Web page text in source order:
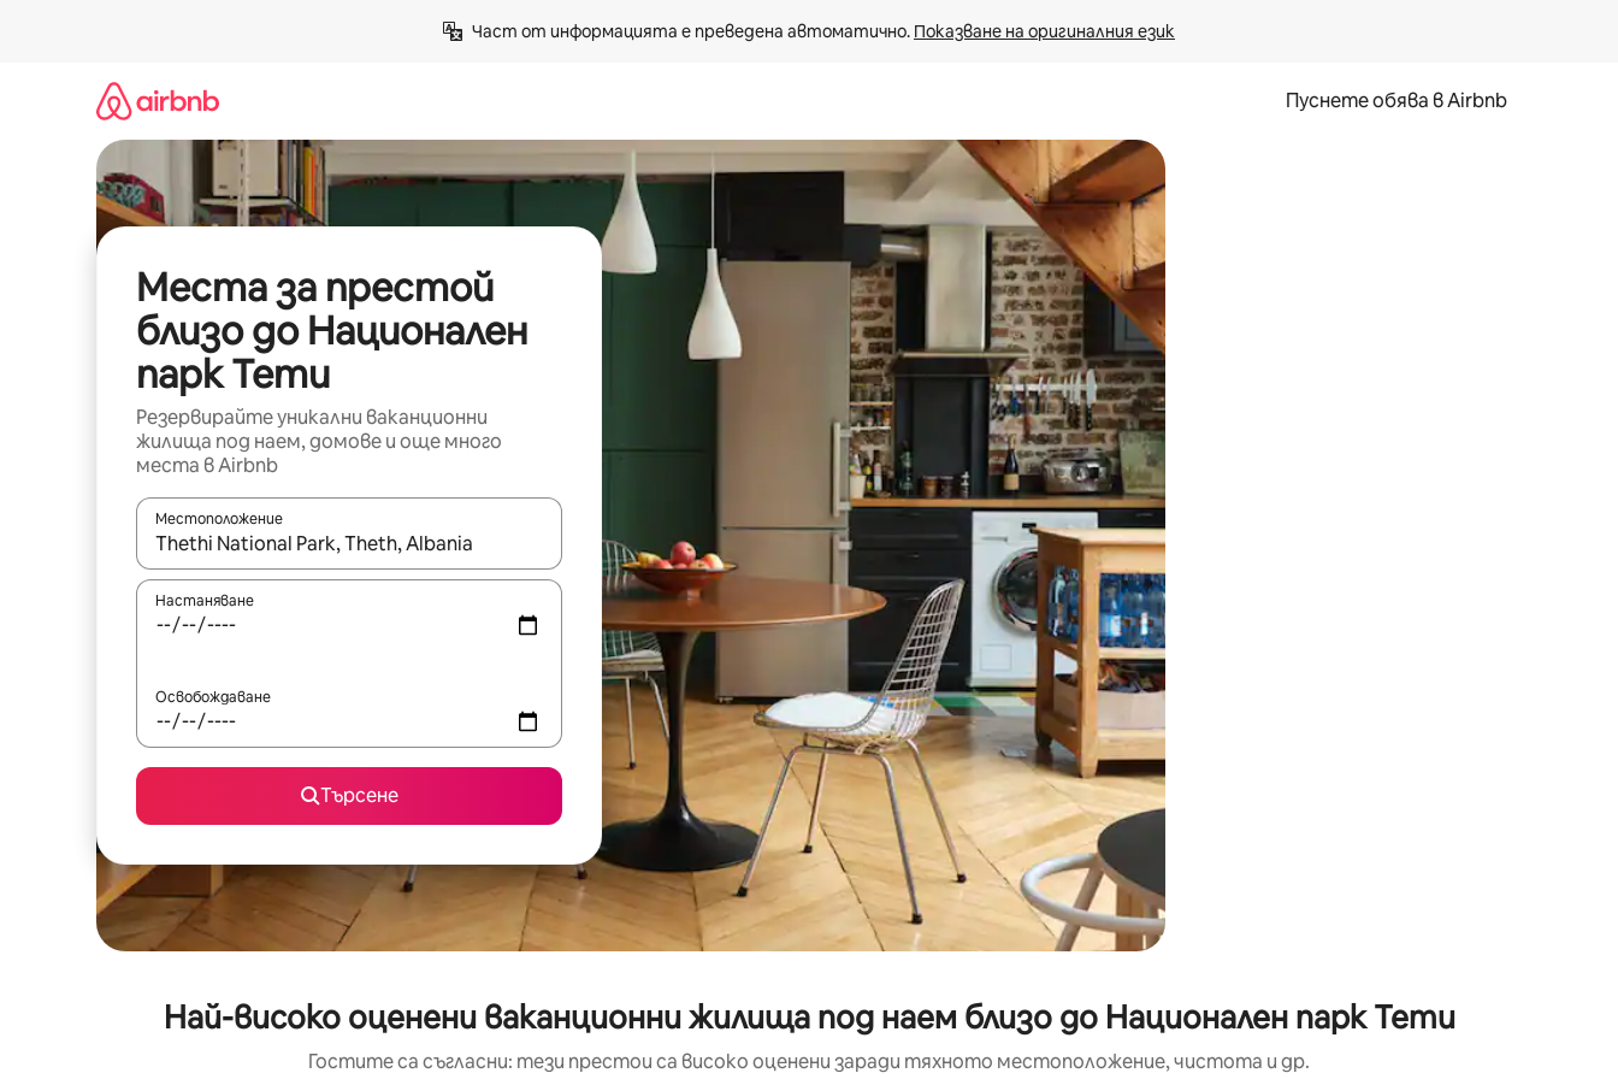
Част от информацията е преведена автоматично. Показване на оригиналния език
Пуснете обява в Airbnb
Места за престой
близо до Национален
парк Тети
Резервирайте уникални ваканционни
жилища под наем, домове и още много
места в Airbnb
Местоположение
Когато резултатите се покажат, използвайте клавишите със стрелки нагоре и надолу или навигирайте с докосване или плъзгане.
Настаняване
Освобождаване
Търсене
Най-високо оценени ваканционни жилища под наем близо до Национален парк Тети
Гостите са съгласни: тези престои са високо оценени заради тяхното местоположение, чистота и др.